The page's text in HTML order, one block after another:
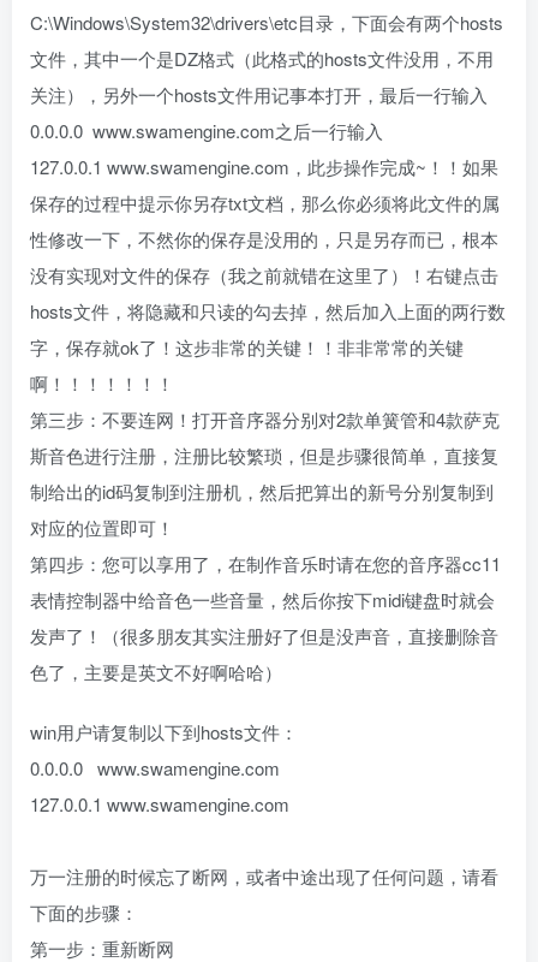
C:\Windows\System32\drivers\etc目录，下面会有两个hosts
文件，其中一个是DZ格式（此格式的hosts文件没用，不用
关注），另外一个hosts文件用记事本打开，最后一行输入
0.0.0.0 www.swamengine.com之后一行输入
127.0.0.1 www.swamengine.com，此步操作完成~！！如果
保存的过程中提示你另存txt文档，那么你必须将此文件的属
性修改一下，不然你的保存是没用的，只是另存而已，根本
没有实现对文件的保存（我之前就错在这里了）！右键点击
hosts文件，将隐藏和只读的勾去掉，然后加入上面的两行数
字，保存就ok了！这步非常的关键！！非非常常的关键
啊！！！！！！！
第三步：不要连网！打开音序器分别对2款单簧管和4款萨克
斯音色进行注册，注册比较繁琐，但是步骤很简单，直接复
制给出的id码复制到注册机，然后把算出的新号分别复制到
对应的位置即可！
第四步：您可以享用了，在制作音乐时请在您的音序器cc11
表情控制器中给音色一些音量，然后你按下midi键盘时就会
发声了！（很多朋友其实注册好了但是没声音，直接删除音
色了，主要是英文不好啊哈哈）
win用户请复制以下到hosts文件：
0.0.0.0 www.swamengine.com
127.0.0.1 www.swamengine.com
万一注册的时候忘了断网，或者中途出现了任何问题，请看
下面的步骤：
第一步：重新断网